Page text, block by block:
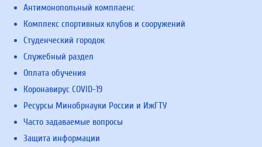
Антимонопольный комплаенс
Комплекс спортивных клубов и сооружений
Студенческий городок
Служебный раздел
Оплата обучения
Коронавирус COVID-19
Ресурсы Минобрнауки России и ИжГТУ
Часто задаваемые вопросы
Защита информации